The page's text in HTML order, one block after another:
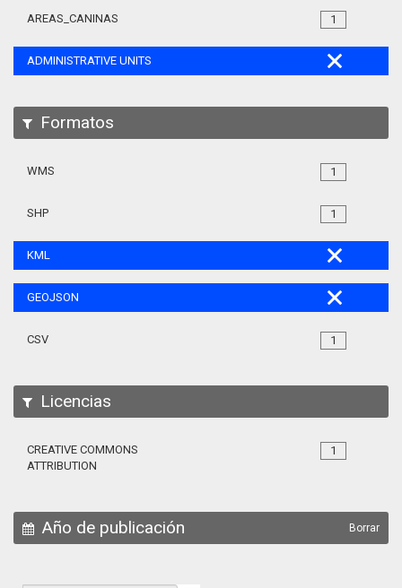
1
AREAS_CANINAS
ADMINISTRATIVE UNITS
Formatos
1
WMS
1
SHP
KML
GEOJSON
1
CSV
Licencias
1
CREATIVE COMMONS
ATTRIBUTION
Año de publicación Borrar